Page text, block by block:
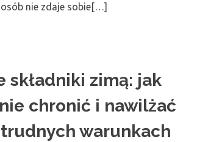
nie zdaje sobie[…]
składniki zimą: jak
chronić i nawilżać
warunkach